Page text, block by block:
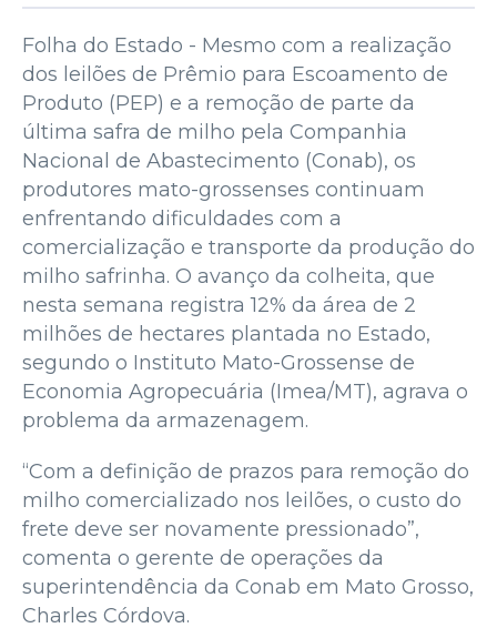
Folha do Estado - Mesmo com a realização
dos leilões de Prêmio para Escoamento de
Produto (PEP) e a remoção de parte da
última safra de milho pela Companhia
Nacional de Abastecimento (Conab), os
produtores mato-grossenses continuam
enfrentando dificuldades com a
comercialização e transporte da produção do
milho safrinha. O avanço da colheita, que
nesta semana registra 12% da área de 2
milhões de hectares plantada no Estado,
segundo o Instituto Mato-Grossense de
Economia Agropecuária (Imea/MT), agrava o
problema da armazenagem.
“Com a definição de prazos para remoção do
milho comercializado nos leilões, o custo do
frete deve ser novamente pressionado”,
comenta o gerente de operações da
superintendência da Conab em Mato Grosso,
Charles Córdova.